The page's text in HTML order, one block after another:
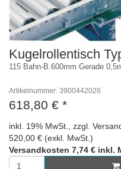
Kugelrollentisch
115 Bahn-B.600mm Gerade
Artikelnummer: 3900442026
618,80 € *
inkl. 19% MwSt., zzgl.
520,00 € (exkl. MwSt.)
Versandkosten 7,74 € inkl.